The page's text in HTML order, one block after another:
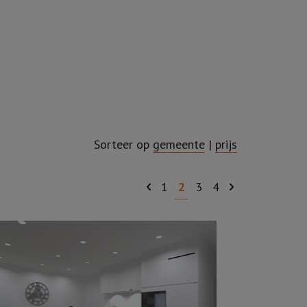
Sorteer op gemeente | prijs
1 2 3 4